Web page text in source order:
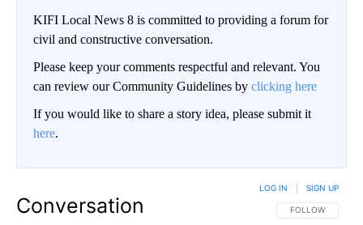
KIFI Local News 8 is committed to providing a forum for
civil and constructive conversation.
Please keep your comments respectful and relevant. You
can review our Community Guidelines by clicking here
If you would like to share a story idea, please submit it
here.
Conversation FOLLOW THIS
FOLLOW
LOG IN SIGN UP